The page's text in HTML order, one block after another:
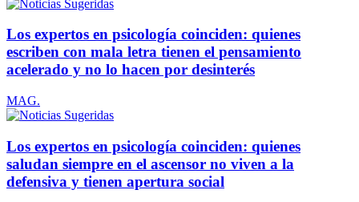
Los expertos en psicología coinciden: quienes
escriben con mala letra tienen el pensamiento
acelerado y no lo hacen por desinterés
MAG.
Los expertos en psicología coinciden: quienes
saludan siempre en el ascensor no viven a la
defensiva y tienen apertura social